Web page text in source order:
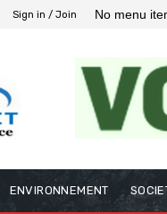
Sign in / Join No menu
ENVIRONNEMENT